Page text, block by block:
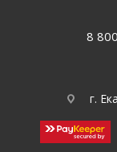
8
г.